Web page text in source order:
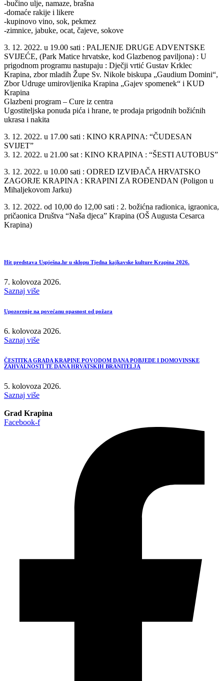
-bučino ulje, namaze, brašna
-domaće rakije i likere
-kupinovo vino, sok, pekmez
-zimnice, jabuke, ocat, čajeve, sokove
3. 12. 2022. u 19.00 sati : PALJENJE DRUGE ADVENTSKE
SVIJEĆE, (Park Matice hrvatske, kod Glazbenog paviljona) : U
prigodnom programu nastupaju : Dječji vrtić Gustav Krklec
Krapina, zbor mladih Župe Sv. Nikole biskupa „Gaudium Domini“,
Zbor Udruge umirovljenika Krapina „Gajev spomenek“ i KUD
Krapina
Glazbeni program – Cure iz centra
Ugostiteljska ponuda pića i hrane, te prodaja prigodnih božićnih
ukrasa i nakita
3. 12. 2022. u 17.00 sati : KINO KRAPINA: “ČUDESAN
SVIJET”
3. 12. 2022. u 21.00 sat : KINO KRAPINA : “ŠESTI AUTOBUS”
3. 12. 2022. u 10.00 sati : ODRED IZVIĐAČA HRVATSKO
ZAGORJE KRAPINA : KRAPINI ZA ROĐENDAN (Poligon u
Mihaljekovom Jarku)
3. 12. 2022. od 10,00 do 12,00 sati : 2. božićna radionica, igraonica,
pričaonica Društva “Naša djeca” Krapina (OŠ Augusta Cesarca
Krapina)
Hit predstava Uspješna.hr u sklopu Tjedna kajkavske kulture Krapina 2026.
7. kolovoza 2026.
Saznaj više
Upozorenje na povećanu opasnost od požara
6. kolovoza 2026.
Saznaj više
ČESTITKA GRADA KRAPINE POVODOM DANA POBJEDE I DOMOVINSKE
ZAHVALNOSTI TE DANA HRVATSKIH BRANITELJA
5. kolovoza 2026.
Saznaj više
Grad Krapina
Facebook-f